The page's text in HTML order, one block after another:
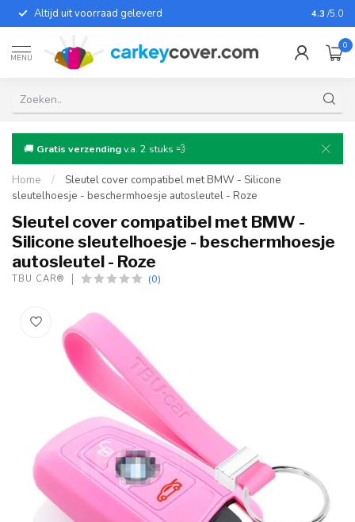
Altijd uit voorraad geleverd Voor
4.3 /5.0
MENU
0
🚚 Gratis verzendingv.a. 2 stuks 💨
Home /
Sleutel cover compatibel met BMW - Silicone
sleutelhoesje - beschermhoesje autosleutel - Roze
Sleutel cover compatibel met BMW -
Silicone sleutelhoesje - beschermhoesje
autosleutel - Roze
TBU CAR® (0)